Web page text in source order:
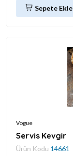
Sepete Ekle
Vogue
Servis Kevgir
Ürün Kodu 14661